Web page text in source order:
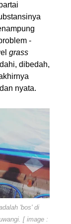
-
grass
dibedah,
nyata.
'bos' di
[ image :